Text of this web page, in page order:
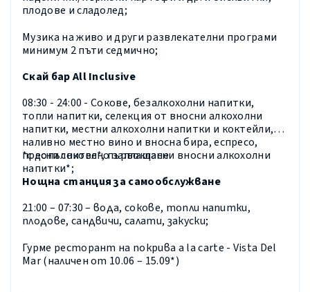
плодове и сладолед;
Музика на живо и други развлекателни програми
минимум 2 пъти седмично;
Скай бар All Inclusive
08:30 - 24:00 - Сокове, безалкохолни напитки,
топли напитки, селекция от вносни алкохолни
напитки, местни алкохолни напитки и коктейли,
наливно местно вино и вносна бира, еспресо,
пресни сокове*, първокласни вносни алкохолни
напитки*;
*с допълнително заплащане
Нощна станция за самообслужване
21:00 – 07:30 – вода, сокове, топли напитки,
плодове, сандвичи, салати, закуски;
Гурме ресторант на покрива a la carte - Vista Del
Mar (наличен от 10.06 – 15.09*)